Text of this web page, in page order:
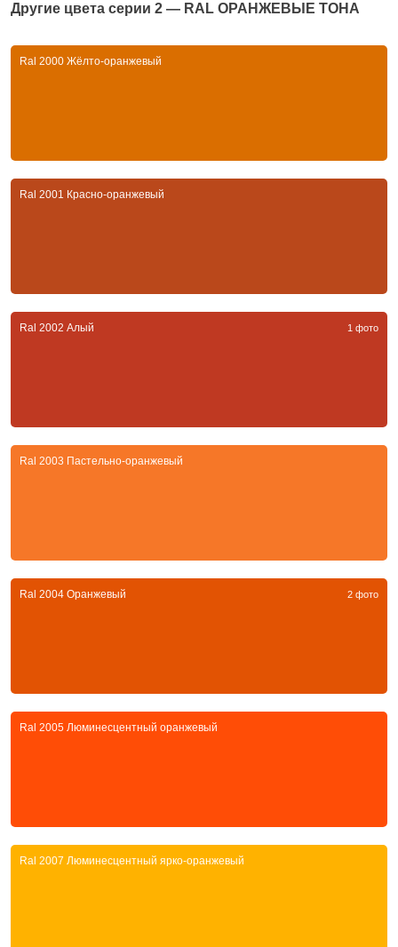
Другие цвета серии 2 — RAL ОРАНЖЕВЫЕ ТОНА
Ral 2000 Жёлто-оранжевый
Ral 2001 Красно-оранжевый
Ral 2002 Алый 1 фото
Ral 2003 Пастельно-оранжевый
Ral 2004 Оранжевый 2 фото
Ral 2005 Люминесцентный оранжевый
Ral 2007 Люминесцентный ярко-оранжевый